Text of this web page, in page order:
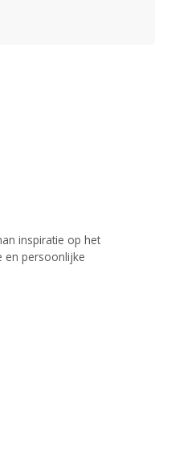
inspiratie op het
en persoonlijke